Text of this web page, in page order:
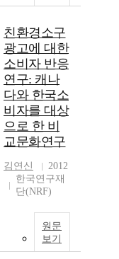
친환경소구
광고에 대한
소비자 반응
연구: 캐나
다와 한국소
비자를 대상
으로 한 비
교문화연구
김연신
2012
한국연구재
단(NRF)
원문
보기